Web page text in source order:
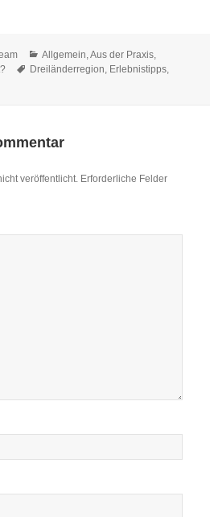
Kategorien
Allgemein,Aus der Praxis,
Schlagwörter
Dreiländerregion, Erlebnistipps,
veröffentlicht. Erforderliche Felder